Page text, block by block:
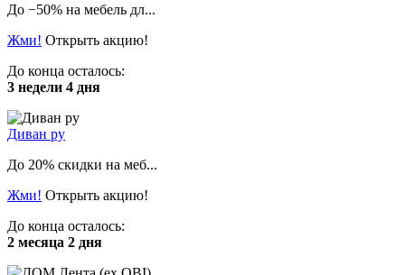
До −50% на мебель дл...
Жми! Открыть акцию!
До конца осталось:
3 недели 4 дня
Диван ру
До 20% скидки на меб...
Жми! Открыть акцию!
До конца осталось:
2 месяца 2 дня